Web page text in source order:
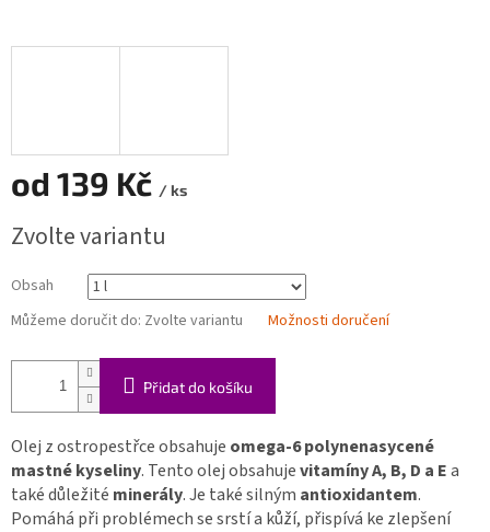
od 139 Kč / ks
cena:
Zvolte variantu
Obsah
Můžeme doručit do: Zvolte variantu Možnosti doručení
Přidat do košíku
Olej z ostropestřce obsahuje omega-6 polynenasycené
mastné kyseliny. Tento olej obsahujevitamíny A, B, D a Ea
také důležité minerály. Je také silným antioxidantem.
Pomáhá při problémech se srstí a kůží, přispívá ke zlepšení